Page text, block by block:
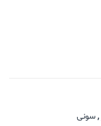
,سونی